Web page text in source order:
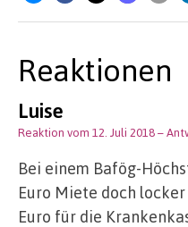
Reaktionen
Luise
Reaktion vom 12. Juli 2018–
Bei einem Bafög-
Euro Miete doch
Euro für die